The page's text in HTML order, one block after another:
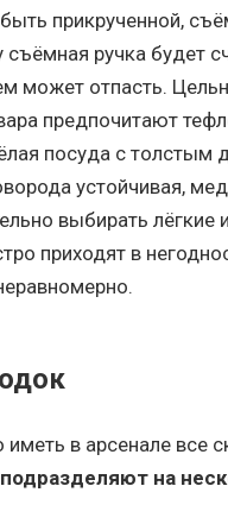
прикрученной,
ручка будет
может отпасть.
предпочитают
посуда с толстым
устойчивая,
выбирать
приходят в
в арсенале все
на